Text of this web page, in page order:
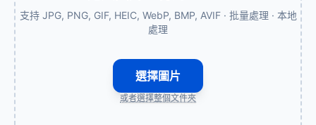
支持 JPG, PNG, GIF, HEIC, WebP, BMP, AVIF · 批量處理 · 本地
處理
選擇圖片
或者選擇整個文件夾